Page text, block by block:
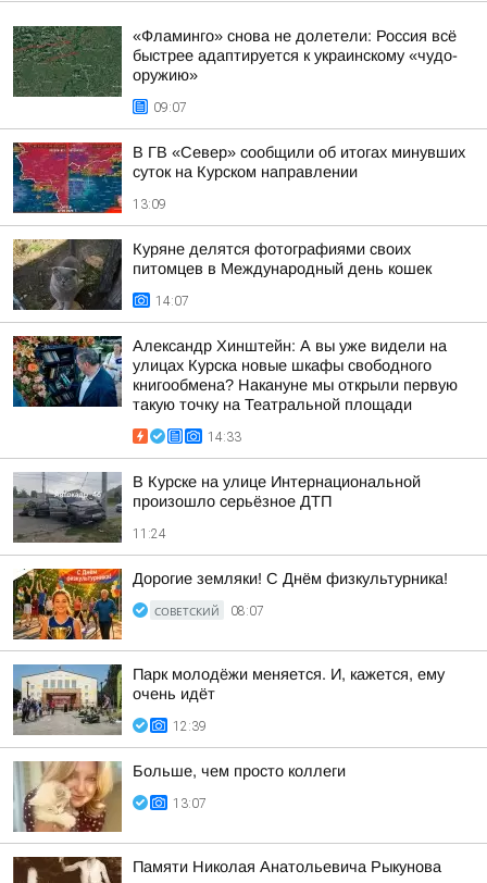
«Фламинго» снова не долетели: Россия всё
быстрее адаптируется к украинскому «чудо-
оружию»
09:07
В ГВ «Север» сообщили об итогах минувших
суток на Курском направлении
13:09
Куряне делятся фотографиями своих
питомцев в Международный день кошек
14:07
Александр Хинштейн: А вы уже видели на
улицах Курска новые шкафы свободного
книгообмена? Накануне мы открыли первую
такую точку на Театральной площади
14:33
В Курске на улице Интернациональной
произошло серьёзное ДТП
11:24
Дорогие земляки! С Днём физкультурника!
СОВЕТСКИЙ 08:07
Парк молодёжи меняется. И, кажется, ему
очень идёт
12:39
Больше, чем просто коллеги
13:07
Памяти Николая Анатольевича Рыкунова